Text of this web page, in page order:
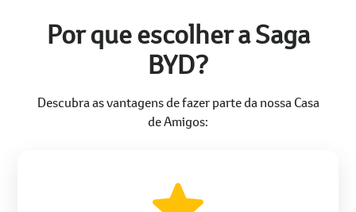
BYD?
Descubra as vantagens de fazer parte da nossa Casa
de Amigos: